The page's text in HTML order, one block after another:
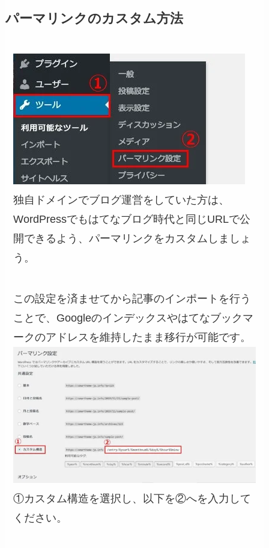
パーマリンクのカスタム方法
独自ドメインでブログ運営をしていた方は、
WordPressでもはてなブログ時代と同じURLで公
開できるよう、パーマリンクをカスタムしましょ
う。
この設定を済ませてから記事のインポートを行う
ことで、Googleのインデックスやはてなブックマ
ークのアドレスを維持したまま移行が可能です。
①カスタム構造を選択し、以下を②へを入力して
ください。